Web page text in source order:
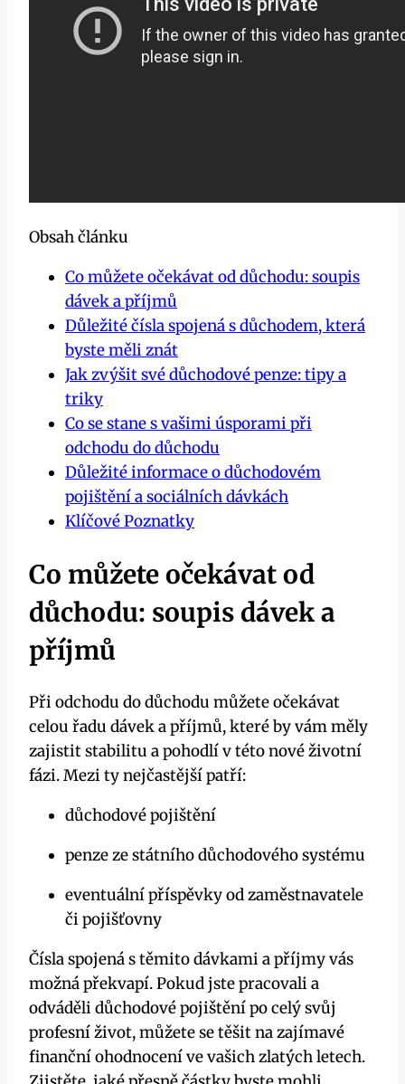
Obsah článku
Co můžete očekávat od důchodu: soupis
dávek a příjmů
Důležité čísla spojená s důchodem, která
byste měli znát
Jak zvýšit své důchodové penze: tipy a
triky
Co se stane s vašimi úsporami při
odchodu do důchodu
Důležité informace o důchodovém
pojištění a sociálních dávkách
Klíčové Poznatky
Co můžete očekávat od
důchodu: soupis dávek a
příjmů
Při odchodu do důchodu můžete očekávat
celou řadu dávek a příjmů, které by vám měly
zajistit stabilitu a pohodlí v této nové životní
fázi. Mezi ty nejčastější patří:
důchodové pojištění
penze ze státního důchodového systému
eventuální příspěvky od zaměstnavatele
či pojišťovny
Čísla spojená s těmito dávkami a příjmy vás
možná překvapí. Pokud jste pracovali a
odváděli důchodové pojištění po celý svůj
profesní život, můžete se těšit na zajímavé
finanční ohodnocení ve vašich zlatých letech.